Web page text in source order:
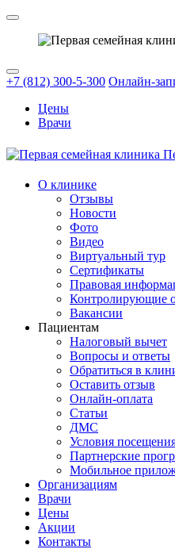
+7 (812) 300-5-300 Онлайн-
Цены
Врачи
О клинике
Отзывы
Новости
Фото
Видео
Виртуальный тур
Сертификаты
Правовая
Контролирующие
Вакансии
Пациентам
Налоговый вычет
Вопросы и ответы
Обратиться в
Оставить отзыв
Онлайн-оплата
Статьи
ДМС
Условия
Партнерские
Мобильное
Организациям
Врачи
Цены
Акции
Контакты